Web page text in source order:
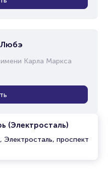
(Электросталь)
Электросталь, проспект
Любэ
Карла Маркса